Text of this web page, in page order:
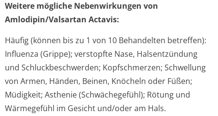
Weitere mögliche Nebenwirkungen von
Amlodipin/Valsartan Actavis:
Häufig (können bis zu 1 von 10 Behandelten betreffen):
Influenza (Grippe); verstopfte Nase, Halsentzündung
und Schluckbeschwerden; Kopfschmerzen; Schwellung
von Armen, Händen, Beinen, Knöcheln oder Füßen;
Müdigkeit; Asthenie (Schwächegefühl); Rötung und
Wärmegefühl im Gesicht und/oder am Hals.